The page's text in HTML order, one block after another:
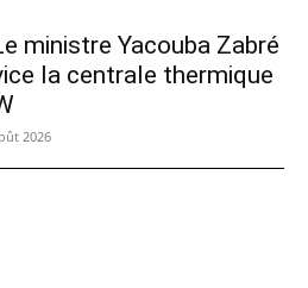
ministre Yacouba Zabré
la centrale thermique
2026